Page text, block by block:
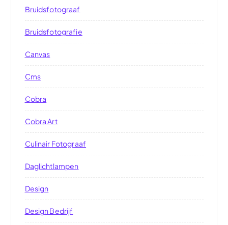
Bruidsfotograaf
Bruidsfotografie
Canvas
Cms
Cobra
Cobra Art
Culinair Fotograaf
Daglichtlampen
Design
Design Bedrijf